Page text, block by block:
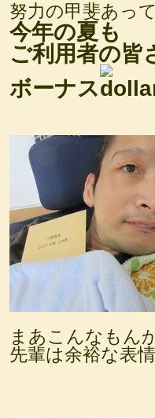
努力の甲斐あっ
今年の夏も
ご利用者の皆
ボーナス
まあこんなもん
先輩は余裕な表情